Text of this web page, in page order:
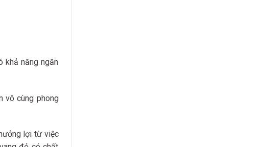
khả năng ngăn
vô cùng phong
lợi từ việc